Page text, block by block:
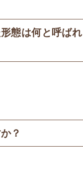
態は何と呼ばれ
？